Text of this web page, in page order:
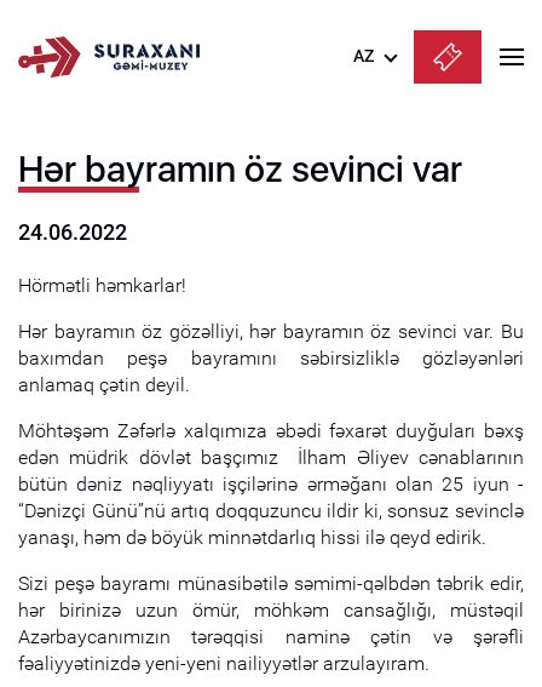
AZ
English
Hər bayramın öz sevinci var
24.06.2022
Hörmətli həmkarlar!
Hər bayramın öz gözəlliyi, hər bayramın öz sevinci var. Bu
baxımdan peşə bayramını səbirsizliklə gözləyənləri
anlamaq çətin deyil.
Möhtəşəm Zəfərlə xalqımıza əbədi fəxarət duyğuları bəxş
edən müdrik dövlət başçımız İlham Əliyev cənablarının
bütün dəniz nəqliyyatı işçilərinə ərməğanı olan 25 iyun -
“Dənizçi Günü”nü artıq doqquzuncu ildir ki, sonsuz sevinclə
yanaşı, həm də böyük minnətdarlıq hissi ilə qeyd edirik.
Sizi peşə bayramı münasibətilə səmimi-qəlbdən təbrik edir,
hər birinizə uzun ömür, möhkəm cansağlığı, müstəqil
Azərbaycanımızın tərəqqisi naminə çətin və şərəfli
fəaliyyətinizdə yeni-yeni nailiyyətlər arzulayıram.